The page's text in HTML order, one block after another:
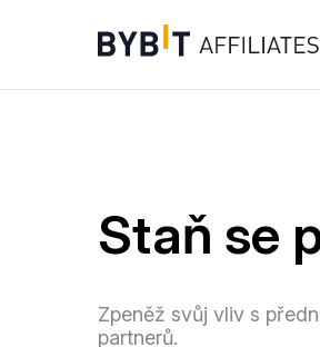
Staň se
Zpeněž svůj vliv s
partnerů.